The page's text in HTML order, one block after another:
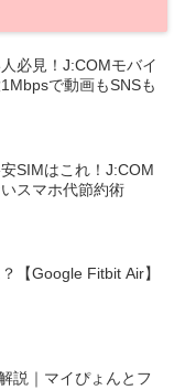
必見！J:COMモバイ
で動画もSNSも
SIMはこれ！J:COM
スマホ代節約術
【Google Fitbit Air】
説｜マイぴょんとフ